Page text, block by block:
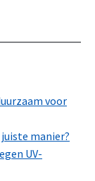
voor
manier?
UV-